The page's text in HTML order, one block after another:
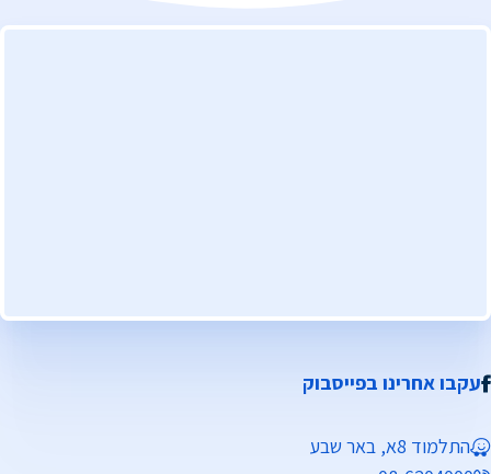
עקבו אחרינו בפייסבוק
התלמוד 8א, באר שבע